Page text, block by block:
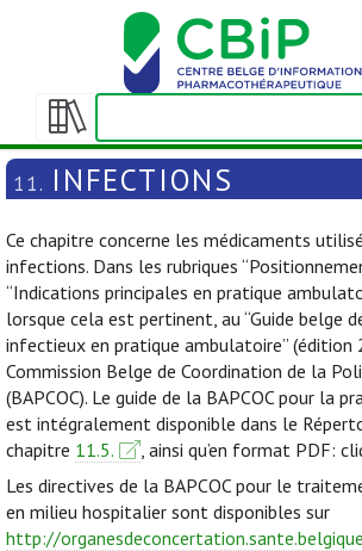
Afficher/masquer
la
table
matières
11. INFECTIONS
Ce chapitre concerne les médicaments
infections. Dans les rubriques
“Indications principales en pratique
lorsque cela est pertinent, au “Guide belge
infectieux en pratique ambulatoire” (édition
Commission Belge de Coordination de la
(BAPCOC). Le guide de la BAPCOC pour la
est intégralement disponible dans le
chapitre 11.5. , ainsi qu’en format PDF:
Les directives de la BAPCOC pour le
en milieu hospitalier sont disponibles sur
http://